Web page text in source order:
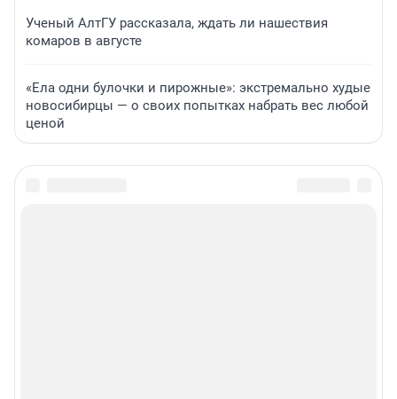
Ученый АлтГУ рассказала, ждать ли нашествия
комаров в августе
«Ела одни булочки и пирожные»: экстремально худые
новосибирцы — о своих попытках набрать вес любой
ценой